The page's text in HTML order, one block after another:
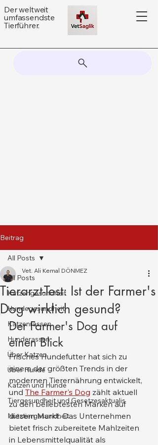
Der weltweit
umfassendste
Tierführer.
Beitrag
All Posts
Katzengesundheit
Hundegesundheit
Katzenrassen
Hunderassen
Über Katzen
Über Hunde
Katzen und Hunde
Tiergesundheit und Gesetzesaktualis
Nutztiergesundheit
All Posts
Tierarzt-Test: Ist der Farmer's
Dog wirklich gesund?
Vet. Ali Kemal DÖNMEZ
Der Farmer's Dog auf
einen Blick
Frisches Hundefutter hat sich zu
einem der größten Trends in der
modernen Tierernährung entwickelt,
und The Farmer's Dog zählt aktuell
zu den beliebtesten Marken auf
diesem Markt. Das Unternehmen
bietet frisch zubereitete Mahlzeiten
in Lebensmittelqualität als